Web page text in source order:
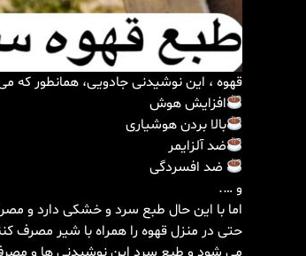
قهوه ، این نوشیدنی جادویی، همانطور که
افزایش هوش
بالا بردن هوشیاری
ضد آلزایمر
ضد افسردگی
و ….
اما با این حال طبع سرد و خشکی دارد و
حتی در منزل قهوه را همراه با شیر مصرف